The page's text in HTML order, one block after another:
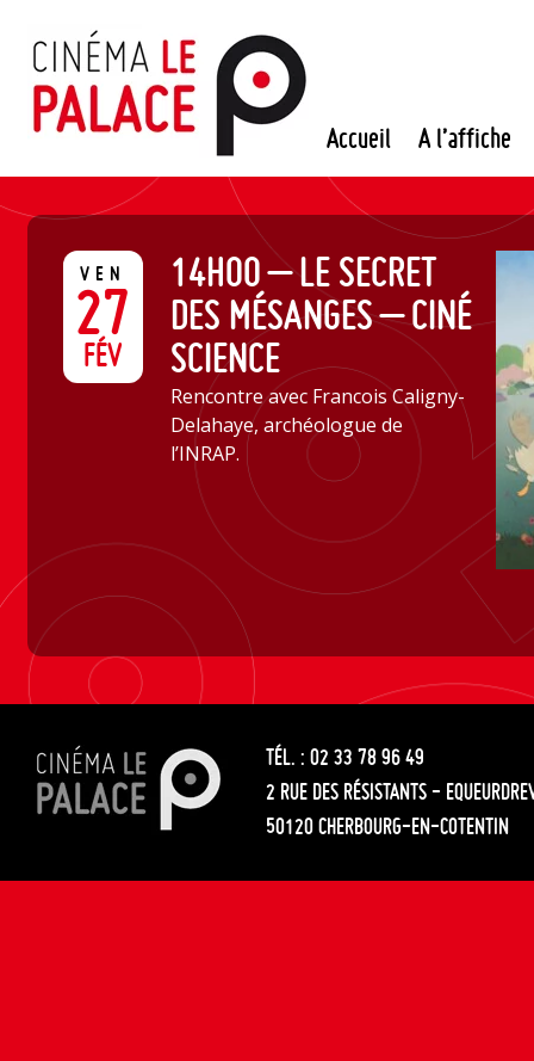
contenu
Accueil A l’affiche
VEN
27
FÉV
14H00 – LE SECRET
DES MÉSANGES – CINÉ
SCIENCE
Rencontre avec Francois Caligny-
Delahaye, archéologue de
l’INRAP.
TÉL. : 02 33 78 96 49
2 RUE DES RÉSISTANTS -
50120 CHERBOURG-EN-COTENTIN